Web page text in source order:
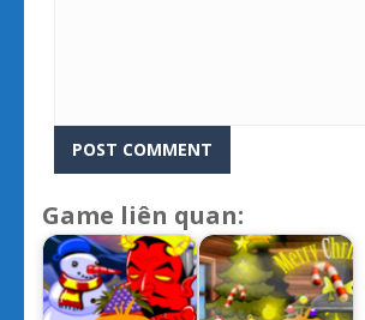
Game liên quan: